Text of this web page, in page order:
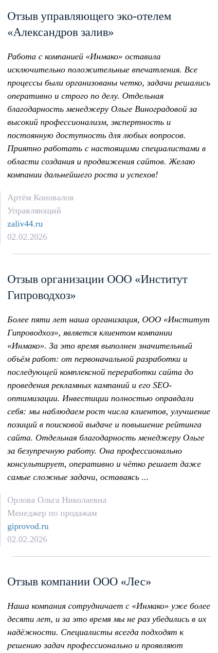
Отзыв управляющего эко-отелем
«Александров залив»
Работа с компанией «Инмако» оставила
исключительно положительные впечатления. Все
процессы были организованы четко, задачи решались
оперативно и строго по делу. Отдельная
благодарность менеджеру Ольге Виноградовой за
высокий профессионализм, экспертность и
постоянную доступность для любых вопросов.
Приятно работать с настоящими специалистами в
области создания и продвижения сайтов. Желаю
компании дальнейшего роста и успехов!
Артём Коновалов
Управляющий
zaliv44.ru
02.02.2026
Отзыв организации ООО «Институт
Гипроводхоз»
Более пяти лет наша организация, ООО «Институт
Гипроводхоз», является клиентом компании
«Инмако». За это время выполнен значительный
объём работ: от первоначальной разработки и
последующей комплексной переработки сайта до
проведения рекламных кампаний и его SEO-
оптимизации. Инвестиции полностью оправдали
себя: мы наблюдаем рост числа клиентов, улучшение
позиций в поисковой выдаче и повышение рейтинга
сайта. Отдельная благодарность менеджеру Ольге
за безупречную работу. Она профессионально
консультирует, оперативно и чётко решает даже
самые сложные задачи, оставаясь ...
Орлова Ольга Николаевна
Менеджер по продажам
giprovod.ru
02.02.2026
Отзыв компании ООО «Лес»
Наша компания сотрудничает с «Инмако» уже более
десяти лет, и за это время мы не раз убедились в их
надёжности. Специалисты всегда подходят к
решению задач профессионально и проявляют